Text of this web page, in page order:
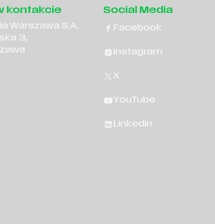
kontakcie
Warszawa S.A.
3,
Social Media
Facebook
Instagram
X
YouTube
Linkedin